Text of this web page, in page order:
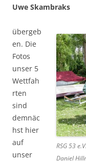
Uwe Skambraks
RSG 53
Daniel
übergeb
en. Die
Fotos
unser 5
Wettfah
rten
sind
demnäc
hst hier
auf
unser